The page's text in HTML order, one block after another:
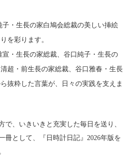
・生長の家白鳩会総裁の美しい挿絵
を彩ります。
宣・生長の家総裁、谷口純子・生長の
超・前生長の家総裁、谷口雅春・生長
抜粋した言葉が、日々の実践を支えま
で、いきいきと充実した毎日を送り、
冊として、『日時計日記』2026年版を